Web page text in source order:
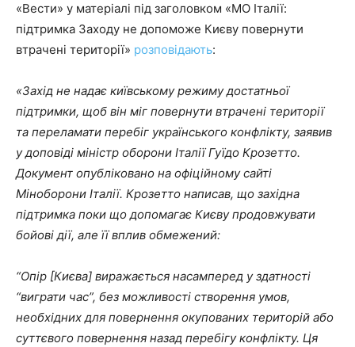
«Вести» у матеріалі під заголовком «МО Італії:
підтримка Заходу не допоможе Києву повернути
втрачені території» розповідають:
«Захід не надає київському режиму достатньої
підтримки, щоб він міг повернути втрачені території
та переламати перебіг українського конфлікту, заявив
у доповіді міністр оборони Італії Гуїдо Крозетто.
Документ опубліковано на офіційному сайті
Міноборони Італії. Крозетто написав, що західна
підтримка поки що допомагає Києву продовжувати
бойові дії, але її вплив обмежений:
“Опір [Києва] виражається насамперед у здатності
“виграти час”, без можливості створення умов,
необхідних для повернення окупованих територій або
суттєвого повернення назад перебігу конфлікту. Ця